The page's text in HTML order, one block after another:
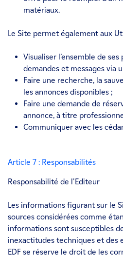
matériaux.
Le Site permet également aux
Visualiser l’ensemble de
demandes et messages via
Faire une recherche, la
les annonces disponibles ;
Faire une demande de
annonce, à titre
Communiquer avec les
Article 7 : Responsabilités
Responsabilité de l'Editeur
Les informations figurant sur le
sources considérées comme
informations sont susceptibles
inexactitudes techniques et des
EDF se réserve le droit de les